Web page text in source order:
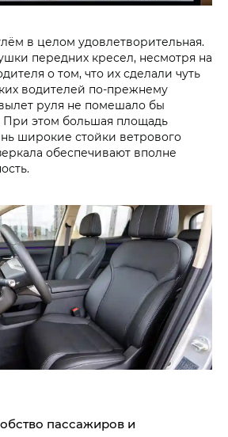
в целом удовлетворительная.
передних кресел, несмотря на
о том, что их сделали чуть
водителей по-прежнему
руля не помешало бы
При этом большая площадь
широкие стойки ветрового
обеспечивают вполне
пассажиров и